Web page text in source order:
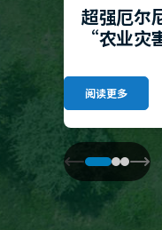
超强厄尔
“农业灾
阅读更多